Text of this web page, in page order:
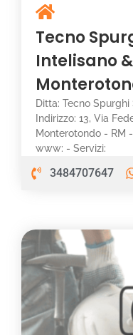
Tecno
Intelisano
Ditta: Tecno
Indirizzo: 13, Via
Monterotondo - RM
www: - Servizi:
3484707647